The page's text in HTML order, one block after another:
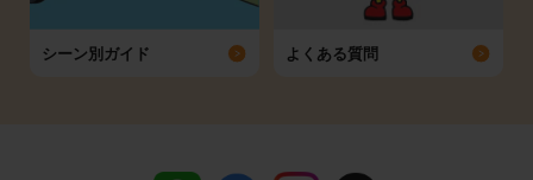
シーン別ガイド よくある質問